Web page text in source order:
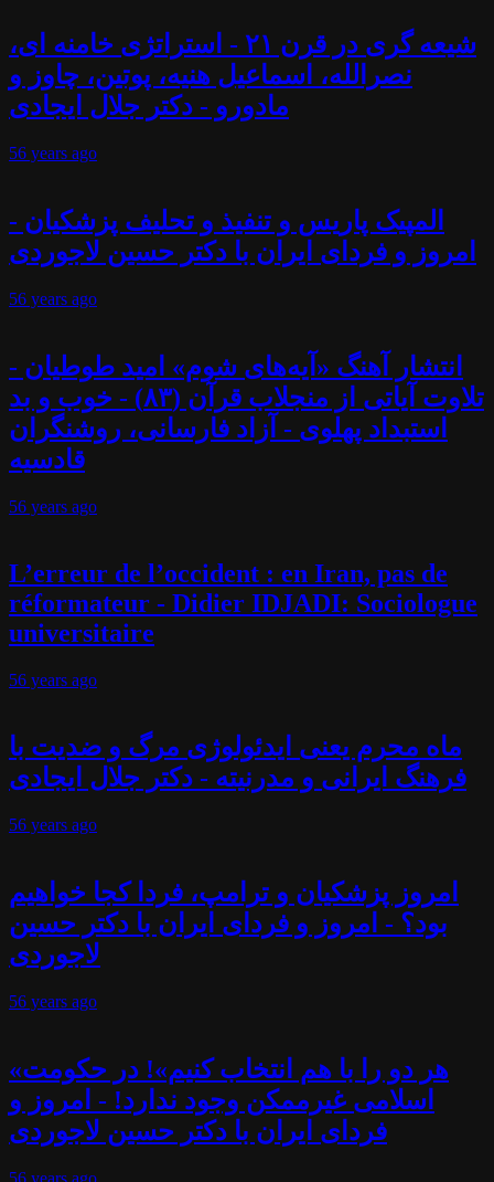
شیعه گری در قرن ۲۱ - استراتژی خامنه ای،
نصرالله، اسماعیل هنیه، پوتین، چاوز و
مادورو - دکتر جلال ایجادی
56 years ago
المپیک پاریس و تنفیذ و تحلیف پزشکیان -
امروز و فردای ایران با دکتر حسین لاجوردی
56 years ago
انتشار آهنگ «آیه‌های شوم» امید طوطیان -
تلاوت آیاتی از منجلاب قرآن (۸۳) - خوب و بد
استبداد پهلوی - آزاد فارسانی، روشنگران
قادسیه
56 years ago
L’erreur de l’occident : en Iran, pas de
réformateur - Didier IDJADI: Sociologue
universitaire
56 years ago
ماه محرم یعنی ایدئولوژی مرگ و ضدیت با
فرهنگ ایرانی و مدرنیته - دکتر جلال ایجادی
56 years ago
امروز پزشکیان و ترامپ، فردا کجا خواهیم
بود؟ - امروز و فردای ایران با دکتر حسین
لاجوردی
56 years ago
«هر دو را با هم انتخاب کنیم»! در حکومت
اسلامی غیرممکن وجود ندارد! - امروز و
فردای ایران با دکتر حسین لاجوردی
56 years ago